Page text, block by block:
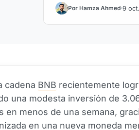
de Por Hamza Ahmed 9
cadena BNB recientemente
una modesta inversión de
en menos de una semana,
en una nueva moneda